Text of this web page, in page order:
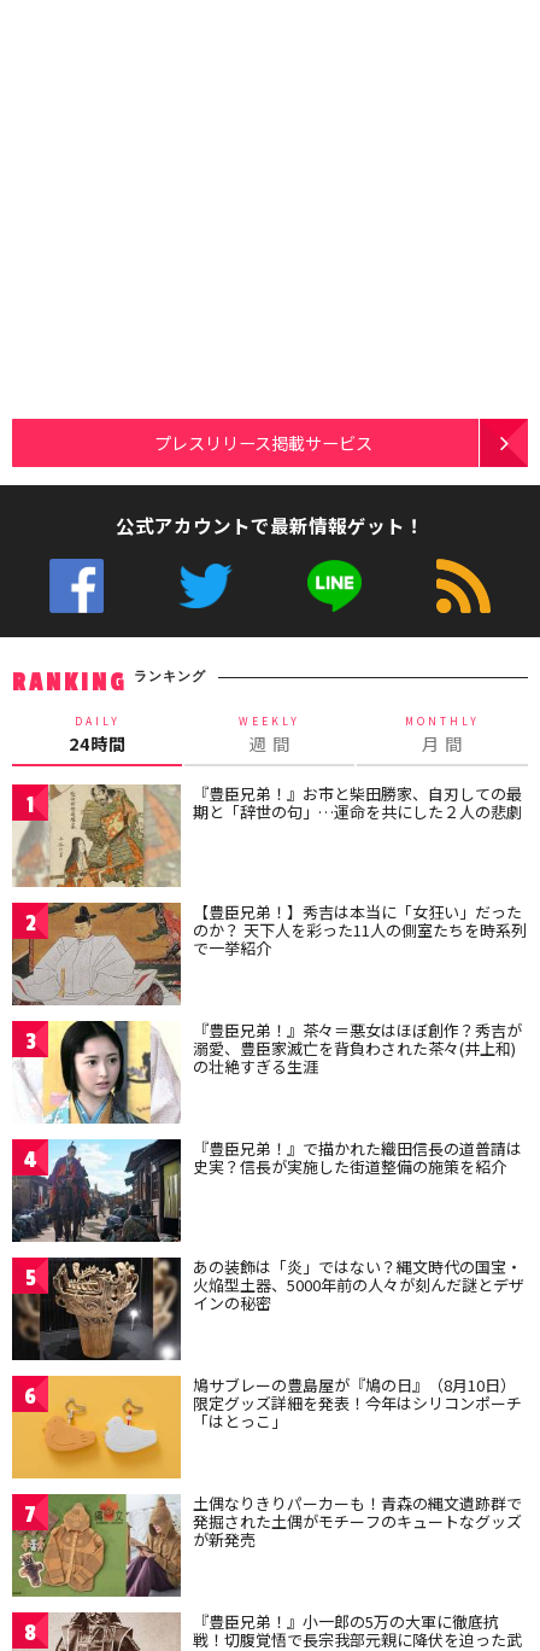
プレスリリース掲載サービス
公式アカウントで最新情報ゲット！
RANKING ランキング
DAILY
24時間
WEEKLY
週 間
MONTHLY
月 間
1 『豊臣兄弟！』お市と柴田勝家、自刃しての最
期と「辞世の句」…運命を共にした２人の悲劇
2 【豊臣兄弟！】秀吉は本当に「女狂い」だった
のか？ 天下人を彩った11人の側室たちを時系列
で一挙紹介
3 『豊臣兄弟！』茶々＝悪女はほぼ創作？秀吉が
溺愛、豊臣家滅亡を背負わされた茶々(井上和)
の壮絶すぎる生涯
4 『豊臣兄弟！』で描かれた織田信長の道普請は
史実？信長が実施した街道整備の施策を紹介
5 あの装飾は「炎」ではない？縄文時代の国宝・
火焔型土器、5000年前の人々が刻んだ謎とデザ
インの秘密
6 鳩サブレーの豊島屋が『鳩の日』（8月10日）
限定グッズ詳細を発表！今年はシリコンポーチ
「はとっこ」
7 土偶なりきりパーカーも！青森の縄文遺跡群で
発掘された土偶がモチーフのキュートなグッズ
が新発売
8 『豊臣兄弟！』小一郎の5万の大軍に徹底抗
戦！切腹覚悟で長宗我部元親に降伏を迫った武